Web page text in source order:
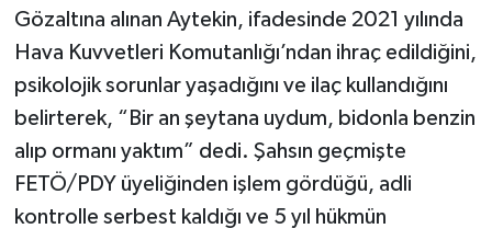
Gözaltına alınan Aytekin, ifadesinde 2021 yılında
Hava Kuvvetleri Komutanlığı’ndan ihraç edildiğini,
psikolojik sorunlar yaşadığını ve ilaç kullandığını
belirterek, “Bir an şeytana uydum, bidonla benzin
alıp ormanı yaktım” dedi. Şahsın geçmişte
FETÖ/PDY üyeliğinden işlem gördüğü, adli
kontrolle serbest kaldığı ve 5 yıl hükmün